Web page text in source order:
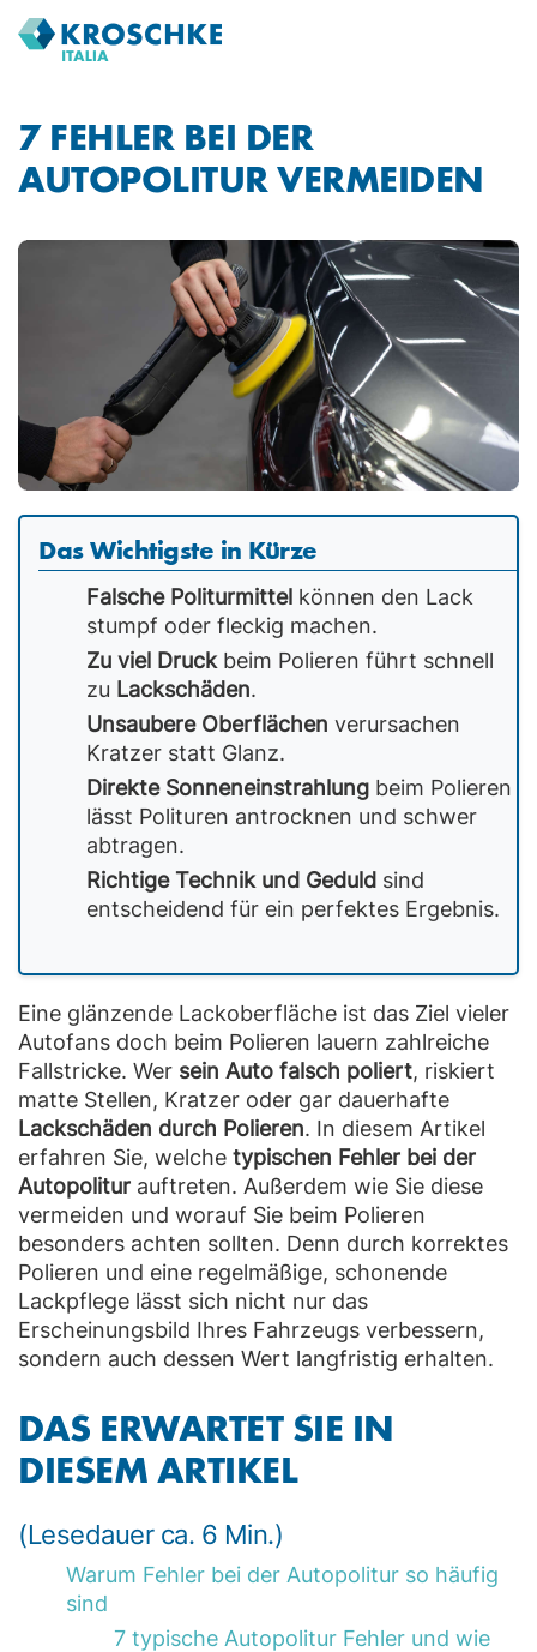
7 FEHLER BEI DER
AUTOPOLITUR VERMEIDEN
Das Wichtigste in Kürze
Falsche Politurmittel können den Lack
stumpf oder fleckig machen.
Zu viel Druckbeim Polieren führt schnell
zu Lackschäden.
Unsaubere Oberflächen verursachen
Kratzer statt Glanz.
Direkte Sonneneinstrahlung beim Polieren
lässt Polituren antrocknen und schwer
abtragen.
Richtige Technik und Geduld sind
entscheidend für ein perfektes Ergebnis.
Eine glänzende Lackoberfläche ist das Ziel vieler
Autofans doch beim Polieren lauern zahlreiche
Fallstricke. Wer sein Auto falsch poliert, riskiert
matte Stellen, Kratzer oder gar dauerhafte
Lackschäden durch Polieren. In diesem Artikel
erfahren Sie, welche typischen Fehler bei der
Autopolitur auftreten. Außerdem wie Sie diese
vermeiden und worauf Sie beim Polieren
besonders achten sollten. Denn durch korrektes
Polieren und eine regelmäßige, schonende
Lackpflege lässt sich nicht nur das
Erscheinungsbild Ihres Fahrzeugs verbessern,
sondern auch dessen Wert langfristig erhalten.
DAS ERWARTET SIE IN
DIESEM ARTIKEL
(Lesedauer ca. 6 Min.)
Warum Fehler bei der Autopolitur so häufig
sind
7 typische Autopolitur Fehler und wie